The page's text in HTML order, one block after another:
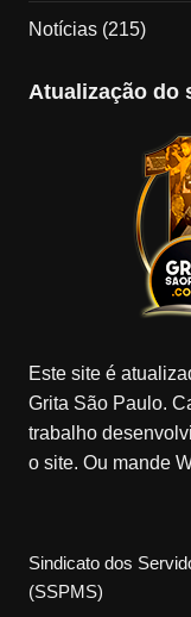
Notícias(215)
Atualização do
Este site é
Grita São Paulo.
trabalho
o site. Ou mande
Sindicato dos
(SSPMS)